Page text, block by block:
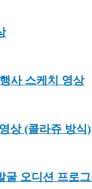
사 스케치 영상
상 (콜라쥬 방식)
오디션 프로